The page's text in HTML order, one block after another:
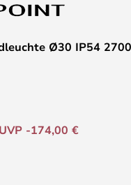
Ø30 IP54
UVP -174,00 €